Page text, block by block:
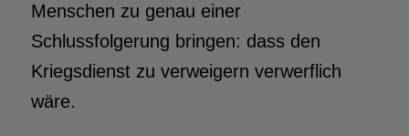
Menschen zu genau einer
Schlussfolgerung bringen: dass den
Kriegsdienst zu verweigern verwerflich
wäre.